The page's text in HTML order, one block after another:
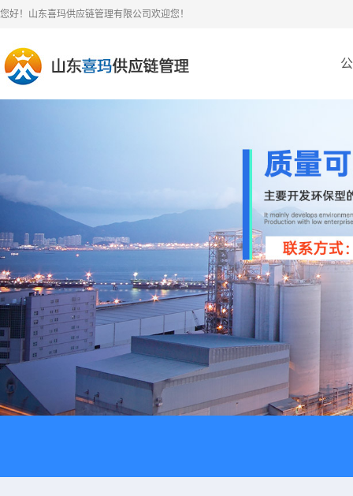
您好！山东喜玛供应链管理有限公司欢迎您！